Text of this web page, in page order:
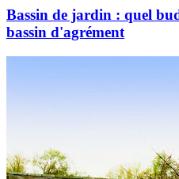
Bassin de jardin : quel
bassin d'agrément